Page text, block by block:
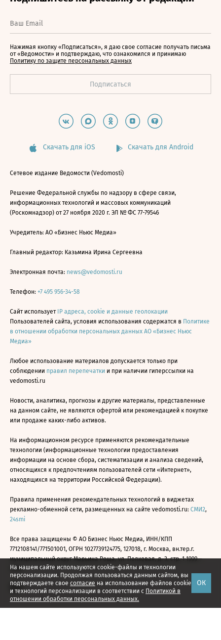
На нашем сайте используются cookie-файлы и технологии
персонализации. Продолжая пользоваться данным сайтом, вы
подтверждаете свое согласие на использование файлов cookie
и технологий персонализации в соответствии с Политикой в
отношении обработки персональных данных.
ОК
Нажимая кнопку «Подписаться», я даю свое согласие получать письма
от «Ведомости» и подтверждаю, что ознакомился и принимаю
Политику по защите персональных данных
Скачать для iOS Скачать для Android
Сетевое издание Ведомости (Vedomosti)
Решение Федеральной службы по надзору в сфере связи,
информационных технологий и массовых коммуникаций
(Роскомнадзор) от 27 ноября 2020 г. ЭЛ № ФС 77-79546
Учредитель: АО «Бизнес Ньюс Медиа»
Главный редактор: Казьмина Ирина Сергеевна
Электронная почта: news@vedomosti.ru
Телефон: +7 495 956-34-58
Сайт использует IP адреса, cookie и данные геолокации
Пользователей сайта, условия использования содержатся в Политике
в отношении обработки персональных данных АО «Бизнес Ньюс
Медиа»
Любое использование материалов допускается только при
соблюдении правил перепечатки и при наличии гиперссылки на
vedomosti.ru
Новости, аналитика, прогнозы и другие материалы, представленные
на данном сайте, не являются офертой или рекомендацией к покупке
или продаже каких-либо активов.
На информационном ресурсе применяются рекомендательные
технологии (информационные технологии предоставления
информации на основе сбора, систематизации и анализа сведений,
относящихся к предпочтениям пользователей сети «Интернет»,
находящихся на территории Российской Федерации).
Правила применения рекомендательных технологий в виджетах
рекламно-обменной сети, размещенных на сайте vedomosti.ru: СМИ2,
24smi
Все права защищены © АО Бизнес Ньюс Медиа, ИНН/КПП
7712108141/771501001, ОГРН 1027739124775, 127018, г. Москва, вн.тер.г.
муниципальный округ Марьина Роща, ул. Полковая, д. 3, стр. 1 1999—
2026